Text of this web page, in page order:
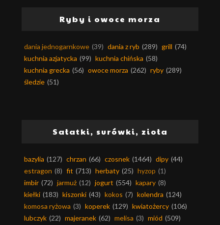
Ryby i owoce morza
dania jednogarnkowe (39) dania z ryb (289) grill (74)
kuchnia azjatycka (99) kuchnia chińska (58)
kuchnia grecka (56) owoce morza (262) ryby (289)
śledzie (51)
Sałatki, surówki, zioła
bazylia (127) chrzan (66) czosnek (1464) dipy (44)
estragon (8) fit (713) herbaty (25) hyzop (1)
imbir (72) jarmuż (12) jogurt (554) kapary (8)
kiełki (183) kiszonki (43) kokos (7) kolendra (124)
komosa ryżowa (3) koperek (129) kwiatożercy (106)
lubczyk (22) majeranek (62) melisa (3) miód (509)